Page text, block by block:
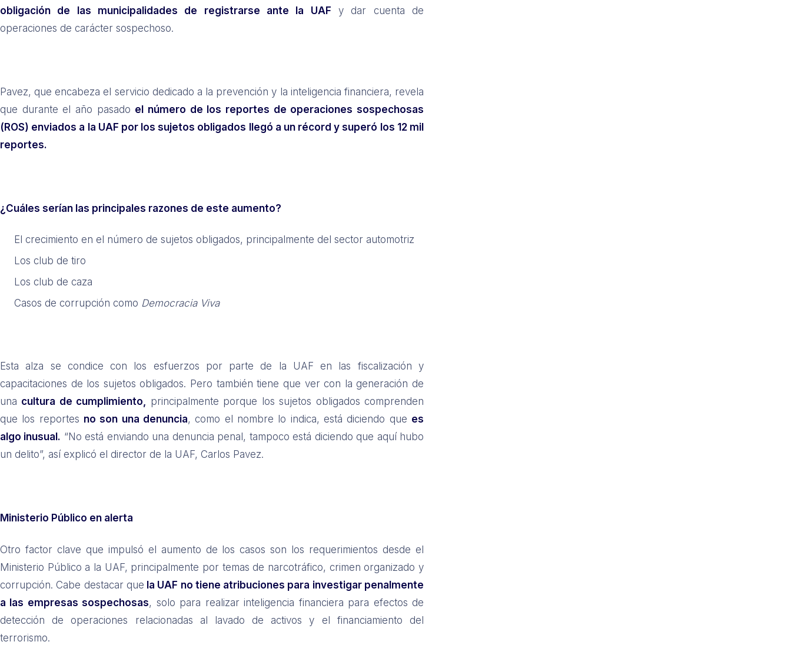
obligación de las municipalidades de registrarse ante la UAF y dar cuenta de
operaciones de carácter sospechoso.
Pavez, que encabeza el servicio dedicado a la prevención y la inteligencia financiera, revela
que durante el año pasado el número de los reportes de operaciones sospechosas
(ROS) enviados a la UAF por los sujetos obligados llegó a un récord y superó los 12 mil
reportes.
¿Cuáles serían las principales razones de este aumento?
El crecimiento en el número de sujetos obligados, principalmente del sector automotriz
Los club de tiro
Los club de caza
Casos de corrupción como Democracia Viva
Esta alza se condice con los esfuerzos por parte de la UAF en las fiscalización y
capacitaciones de los sujetos obligados. Pero también tiene que ver con la generación de
una cultura de cumplimiento, principalmente porque los sujetos obligados comprenden
que los reportes no son una denuncia, como el nombre lo indica, está diciendo que es
algo inusual. “No está enviando una denuncia penal, tampoco está diciendo que aquí hubo
un delito”, así explicó el director de la UAF, Carlos Pavez.
Ministerio Público en alerta
Otro factor clave que impulsó el aumento de los casos son los requerimientos desde el
Ministerio Público a la UAF, principalmente por temas de narcotráfico, crimen organizado y
corrupción. Cabe destacar que la UAF no tiene atribuciones para investigar penalmente
a las empresas sospechosas, solo para realizar inteligencia financiera para efectos de
detección de operaciones relacionadas al lavado de activos y el financiamiento del
terrorismo.